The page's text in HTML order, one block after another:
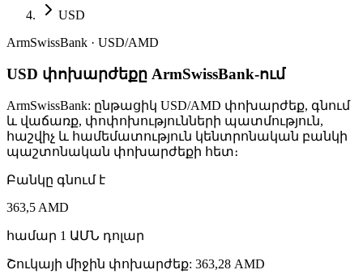
USD
ArmSwissBank · USD/AMD
USD փոխարժեքը ArmSwissBank-ում
ArmSwissBank: ընթացիկ USD/AMD փոխարժեք, գնում
և վաճառք, փոփոխությունների պատմություն,
հաշվիչ և համեմատություն կենտրոնական բանկի
պաշտոնական փոխարժեքի հետ։
Բանկը գնում է
363,5 AMD
համար 1 ԱՄՆ դոլար
Շուկայի միջին փոխարժեք: 363,28 AMD